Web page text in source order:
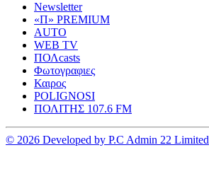
Newsletter
«Π» PREMIUM
AUTO
WEB TV
ΠΟΛcasts
Φωτογραφιες
Καιρος
POLIGNOSI
ΠΟΛΙΤΗΣ 107.6 FM
© 2026 Developed by P.C Admin 22 Limited